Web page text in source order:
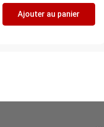
Fond
grillagé
Ajouter au panier